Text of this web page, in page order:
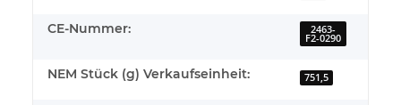
CE-Nummer: 2463-
F2-0290
NEM Stück (g) Verkaufseinheit: 751,5